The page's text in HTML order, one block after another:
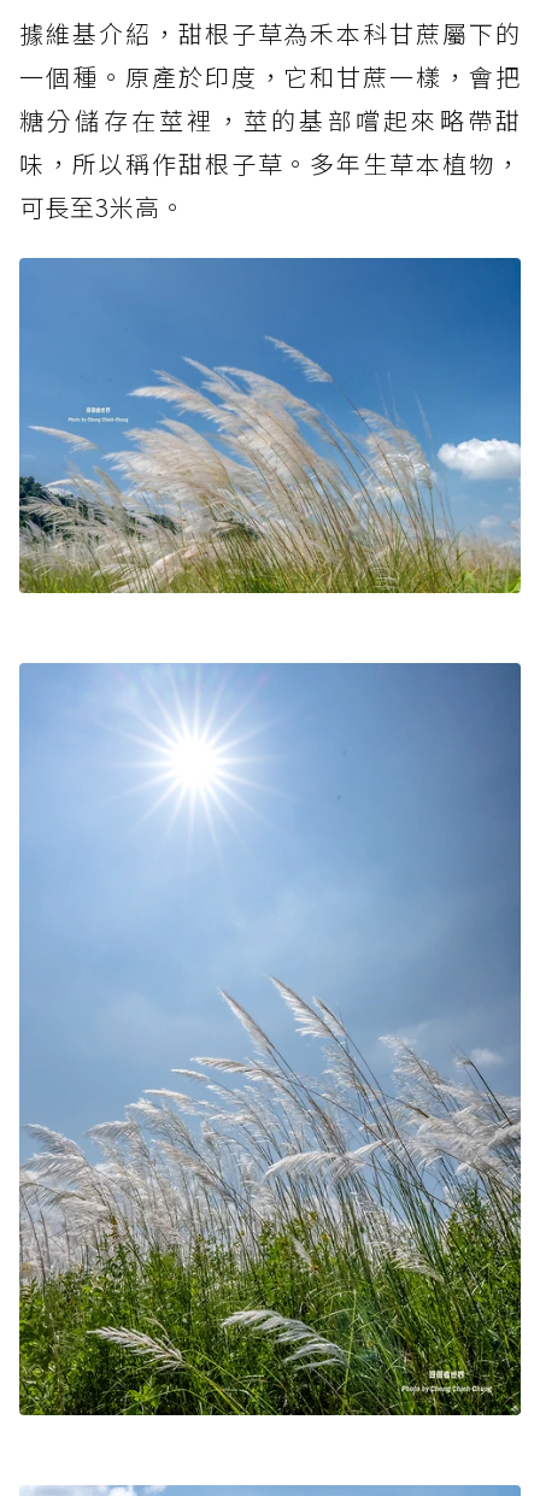
據維基介紹，甜根子草為禾本科甘蔗屬下的
一個種。原產於印度，它和甘蔗一樣，會把
糖分儲存在莖裡，莖的基部嚐起來略帶甜
味，所以稱作甜根子草。多年生草本植物，
可長至3米高。